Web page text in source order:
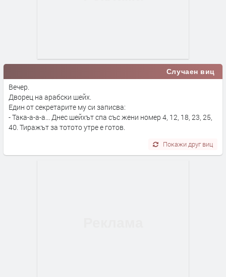
Случаен виц
Вечер.
Дворец на арабски шейх.
Един от секретарите му си записва:
- Така-а-а-а... Днес шейхът спа със жени номер 4, 12, 18, 23, 25,
40. Тиражът за тотото утре е готов.
Покажи друг виц